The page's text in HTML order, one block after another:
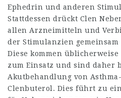
Ephedrin und anderen
Stattdessen drückt Clen
allen Arzneimitteln und
der Stimulanzien gemeinsam
Diese kommen
zum Einsatz und sind daher
Akutbehandlung von
Clenbuterol. Dies führt zu